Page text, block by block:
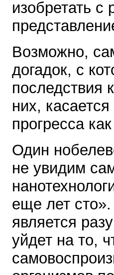
изобретать
Возможно,
догадок, с
последствия
них,
прогресса
Один
не увидим
еще лет
является
уйдет на то,